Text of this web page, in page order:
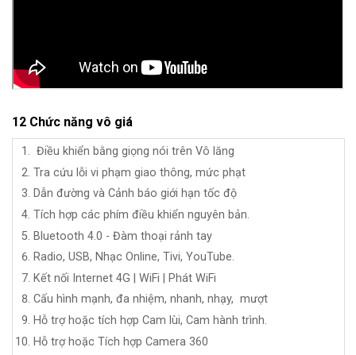
12 Chức năng vô giá
Điều khiển bằng giọng nói trên Vô lăng
Tra cứu lỗi vi phạm giao thông, mức phạt
Dẫn đường và Cảnh báo giới hạn tốc độ
Tích hợp các phím điều khiển nguyên bản.
Bluetooth 4.0 - Đàm thoại rảnh tay
Radio, USB, Nhạc Online, Tivi, YouTube.
Kết nối Internet 4G | WiFi | Phát WiFi
Cấu hình mạnh, đa nhiệm, nhanh, nhạy, mượt
Hỗ trợ hoặc tích hợp Cam lùi, Cam hành trình.
Hỗ trợ hoặc Tích hợp Camera 360